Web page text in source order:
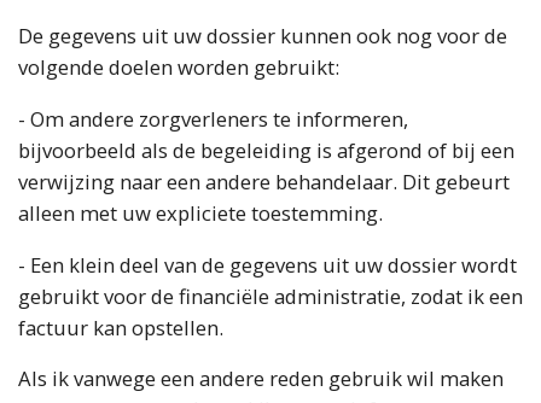
De gegevens uit uw dossier kunnen ook nog voor de
volgende doelen worden gebruikt:
- Om andere zorgverleners te informeren,
bijvoorbeeld als de begeleiding is afgerond of bij een
verwijzing naar een andere behandelaar. Dit gebeurt
alleen met uw expliciete toestemming.
- Een klein deel van de gegevens uit uw dossier wordt
gebruikt voor de financiële administratie, zodat ik een
factuur kan opstellen.
Als ik vanwege een andere reden gebruik wil maken